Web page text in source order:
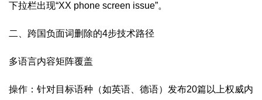
下拉栏出现“XX phone screen issue”。
二、跨国负面词删除的4步技术路径‌
多语言内容矩阵覆盖‌
操作：针对目标语种（如英语、德语）发布20篇以上权威内